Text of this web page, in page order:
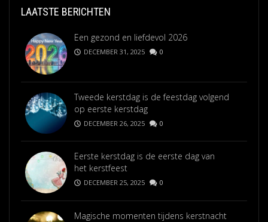
LAATSTE BERICHTEN
Een gezond en liefdevol 2026
DECEMBER 31, 2025 0
Tweede kerstdag is de feestdag volgend
op eerste kerstdag
DECEMBER 26, 2025 0
Eerste kerstdag is de eerste dag van
het kerstfeest
DECEMBER 25, 2025 0
Magische momenten tijdens kerstnacht